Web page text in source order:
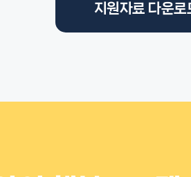
지원자료 다운